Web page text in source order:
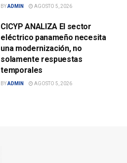
BYADMIN AGOSTO 5, 2026
CICYP ANALIZA El sector
eléctrico panameño necesita
una modernización, no
solamente respuestas
temporales
BYADMIN AGOSTO 5, 2026